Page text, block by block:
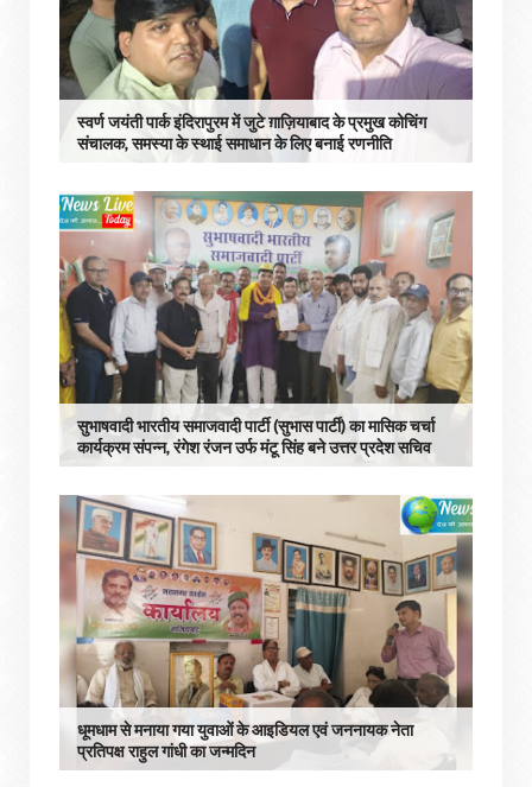
स्वर्ण जयंती पार्क इंदिरापुरम में जुटे ग़ाज़ियाबाद के प्रमुख कोचिंग
संचालक, समस्या के स्थाई समाधान के लिए बनाई रणनीति
सुभाषवादी भारतीय समाजवादी पार्टी (सुभास पार्टी) का मासिक चर्चा
कार्यक्रम संपन्न, रंगेश रंजन उर्फ मंटू सिंह बने उत्तर प्रदेश सचिव
धूमधाम से मनाया गया युवाओं के आइडियल एवं जननायक नेता
प्रतिपक्ष राहुल गांधी का जन्मदिन